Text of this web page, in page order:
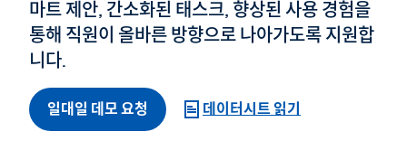
마트 제안, 간소화된 태스크, 향상된 사용 경험을
통해 직원이 올바른 방향으로 나아가도록 지원합
니다.
일대일 데모 요청 데이터시트 읽기